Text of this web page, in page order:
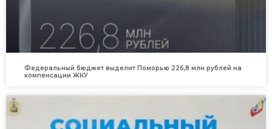
Федеральный бюджет выделит Поморью 226,8 млн рублей на
компенсации ЖКУ